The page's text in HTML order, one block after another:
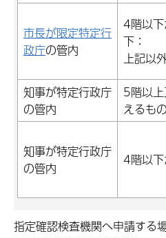
市長が限定特定行
政庁の管内
4階以
下：
上記以
知事が特定行政庁
の管内
5階以
えるもの
知事が特定行政庁
の管内
4階以下
指定確認検査機関へ申請する